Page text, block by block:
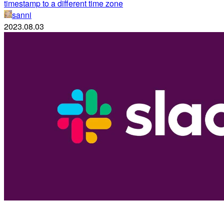
timestamp to a different time zone
sanni
2023.08.03